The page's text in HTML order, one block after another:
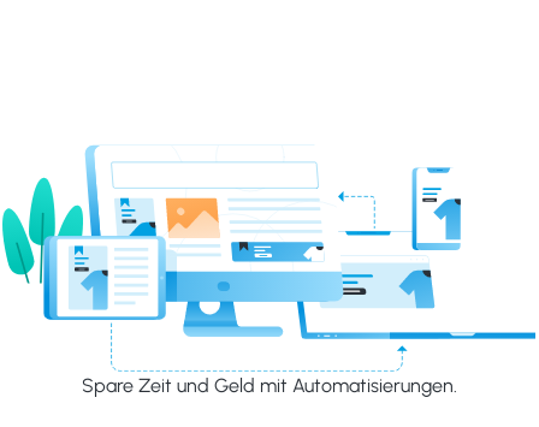
Spare Zeit und Geld mit Automatisierungen.